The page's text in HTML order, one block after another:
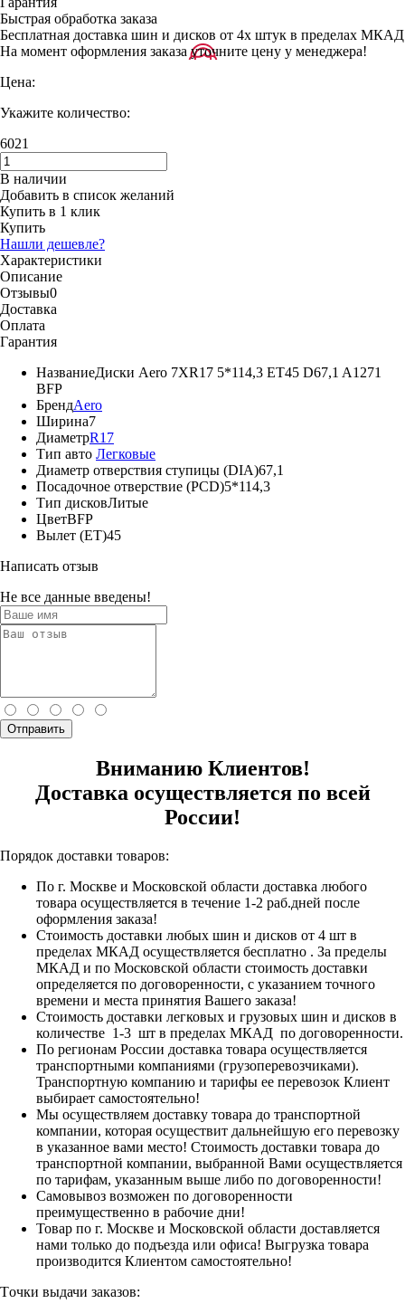
Быстрая обработка заказа
Бесплатная доставка шин и дисков от 4х штук в пределах МКАД
На момент оформления заказа уточните цену у менеджера!
Цена:
Укажите количество:
6021
В наличии
Добавить в список желаний
Купить в 1 клик
Купить
Нашли дешевле?
Характеристики
Описание
Отзывы0
Доставка
Оплата
Гарантия
НазваниеДиски Aero 7XR17 5*114,3 ET45 D67,1 A1271
BFP
БрендAero
Ширина7
ДиаметрR17
Тип авто Легковые
Диаметр отверствия ступицы (DIA)67,1
Посадочное отверствие (PCD)5*114,3
Тип дисковЛитые
ЦветBFP
Вылет (ЕТ)45
Написать отзыв
Не все данные введены!
Отправить
Вниманию Клиентов!
Доставка осуществляется по всей
России!
Порядок доставки товаров:
По г. Москве и Московской области доставка любого
товара осуществляется в течение 1-2 раб.дней после
оформления заказа!
Стоимость доставки любых шин и дисков от 4 шт в
пределах МКАД осуществляется бесплатно . За пределы
МКАД и по Московской области стоимость доставки
определяется по договоренности, с указанием точного
времени и места принятия Вашего заказа!
Стоимость доставки легковых и грузовых шин и дисков в
количестве 1-3 шт в пределах МКАД по договоренности.
По регионам России доставка товара осуществляется
транспортными компаниями (грузоперевозчиками).
Транспортную компанию и тарифы ее перевозок Клиент
выбирает самостоятельно!
Мы осуществляем доставку товара до транспортной
компании, которая осуществит дальнейшую его перевозку
в указанное вами место! Стоимость доставки товара до
транспортной компании, выбранной Вами осуществляется
по тарифам, указанным выше либо по договоренности!
Самовывоз возможен по договоренности
преимущественно в рабочие дни!
Товар по г. Москве и Московской области доставляется
нами только до подъезда или офиса! Выгрузка товара
производится Клиентом самостоятельно!
Точки выдачи заказов: